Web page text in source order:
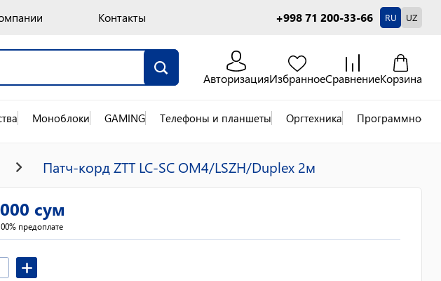
Контакты +998 71 200-33-66 RU UZ
АвторизацияИзбранноеСравнениеКорзина
Моноблоки GAMING Телефоны и планшеты Оргтехника Программное
Патч-корд ZTT LC-SC OM4/LSZH/Duplex 2м
сум
предоплате